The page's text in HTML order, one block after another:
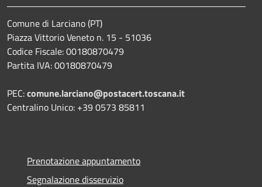
Comune di Larciano (PT)
Piazza Vittorio Veneto n. 15 - 51036
Codice Fiscale: 00180870479
Partita IVA: 00180870479
PEC:comune.larciano@postacert.toscana.it
Centralino Unico: +39 0573 85811
Prenotazione appuntamento
Segnalazione disservizio